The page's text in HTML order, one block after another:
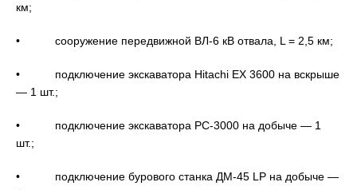
км;
• сооружение передвижной ВЛ-6 кВ отвала, L = 2,5 км;
• подключение экскаватора Hitachi EX 3600 на вскрыше
— 1 шт.;
• подключение экскаватора РС-3000 на добыче — 1
шт.;
• подключение бурового станка ДМ-45 LP на добыче —